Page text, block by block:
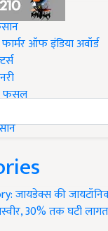
Jagran
ऑफ इंडिया अवॉर्ड
फसल